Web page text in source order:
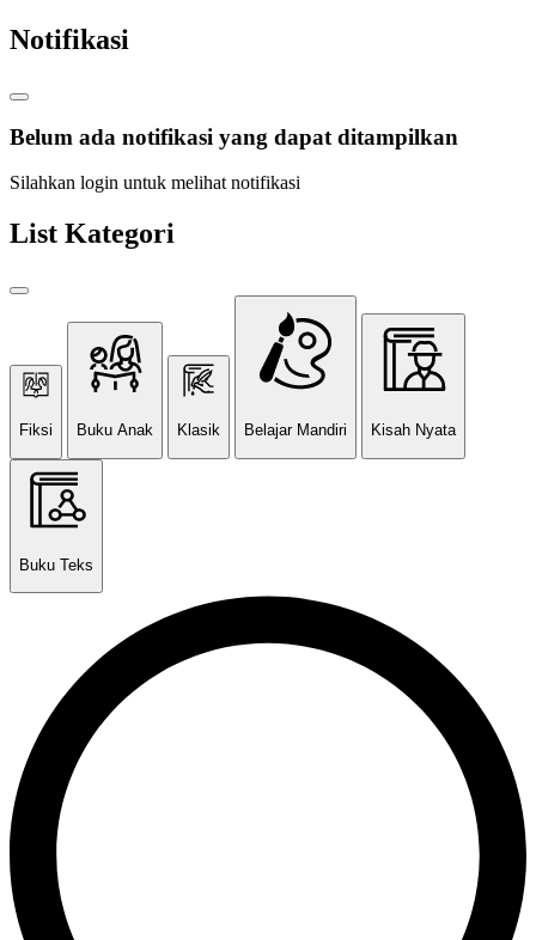
Notifikasi
Belum ada notifikasi yang dapat ditampilkan
Silahkan login untuk melihat notifikasi
List Kategori
Fiksi Buku Anak Klasik Belajar Mandiri Kisah Nyata
Buku Teks